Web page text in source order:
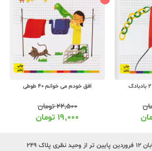
افق خودم می خوانم 40 طوطی
۲۲,۵۰۰تومان
۱۹,۰۰۰ تومان
پلاک ۲۴۹